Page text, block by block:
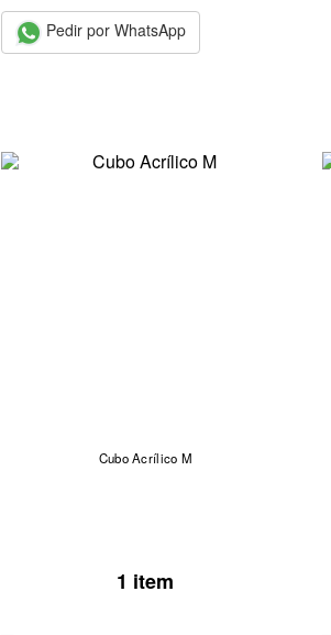
Pedir por WhatsApp
Cubo Acrílico M
1 item